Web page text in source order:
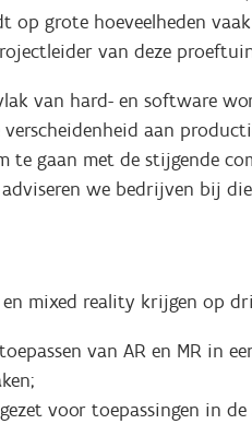
grote hoeveelheden
van deze
van hard- en software
aan
te gaan met de stijgende
we bedrijven bij die
mixed reality krijgen op
van AR en MR in
voor toepassingen in